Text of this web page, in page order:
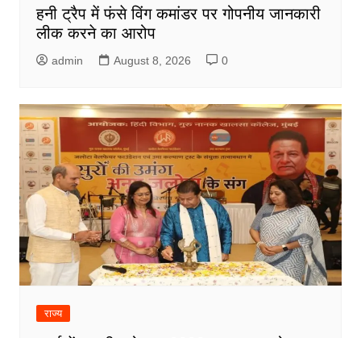
हनी ट्रैप में फंसे विंग कमांडर पर गोपनीय जानकारी
लीक करने का आरोप
admin August 8, 2026 0
राज्य